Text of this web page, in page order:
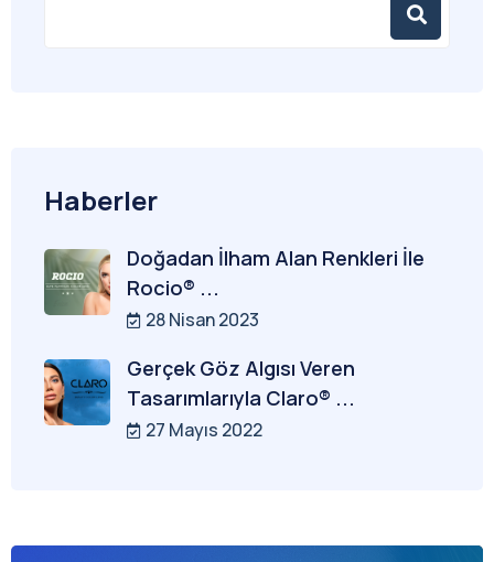
Haberler
Doğadan İlham Alan Renkleri İle
Rocio® ...
28 Nisan 2023
Gerçek Göz Algısı Veren
Tasarımlarıyla Claro® ...
27 Mayıs 2022